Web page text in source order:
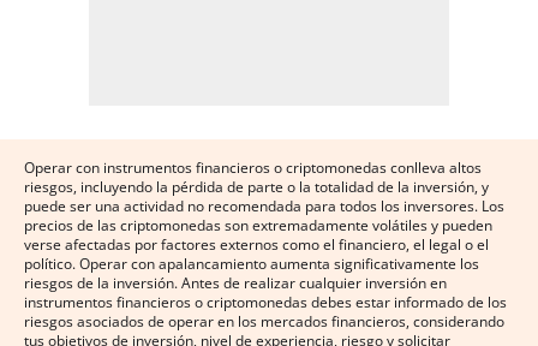
Operar con instrumentos financieros o criptomonedas conlleva altos
riesgos, incluyendo la pérdida de parte o la totalidad de la inversión, y
puede ser una actividad no recomendada para todos los inversores. Los
precios de las criptomonedas son extremadamente volátiles y pueden
verse afectadas por factores externos como el financiero, el legal o el
político. Operar con apalancamiento aumenta significativamente los
riesgos de la inversión. Antes de realizar cualquier inversión en
instrumentos financieros o criptomonedas debes estar informado de los
riesgos asociados de operar en los mercados financieros, considerando
tus objetivos de inversión, nivel de experiencia, riesgo y solicitar